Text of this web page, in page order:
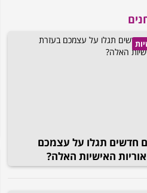
חדשים תגלו על עצמכם
האישיות האלה?